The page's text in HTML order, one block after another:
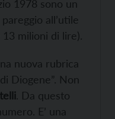
1978 sono un
all’utile
milioni di lire).
nuova rubrica
Diogene”. Non
. Da questo
E’ una